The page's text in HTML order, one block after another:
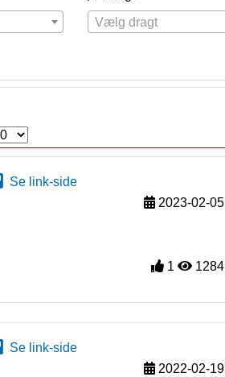
Vælg dragt
Se link-side
2023-02-05
1 1284
Se link-side
2022-02-19